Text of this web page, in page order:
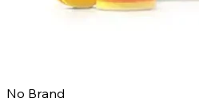
No Brand